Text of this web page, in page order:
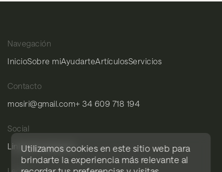
Navegación
InicioSobre miAyudarteArtículosServicios
Contacto
mosiri@gmail.com+ 34 609 718 194
Social
LinkedInInstagram
Utilizamos cookies en este sitio web para
brindarte la experiencia más relevante al